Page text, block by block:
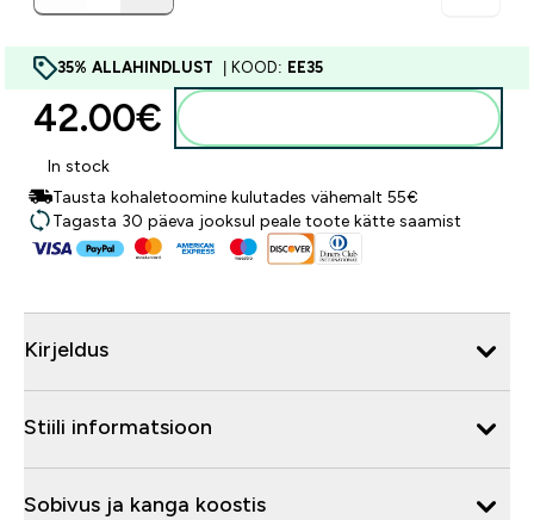
35% ALLAHINDLUST | KOOD: EE35
42.00€‎
In stock
Tausta kohaletoomine kulutades vähemalt 55€
Tagasta 30 päeva jooksul peale toote kätte saamist
Kirjeldus
Stiili informatsioon
Sobivus ja kanga koostis